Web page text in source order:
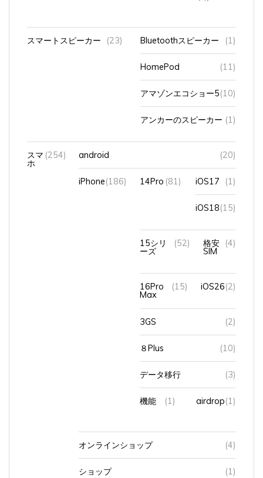
スマートスピーカー (23) Bluetoothスピーカー (1)
HomePod (11)
アマゾンエコショー5(10)
アンカーのスピーカー (1)
スマ(254) android (20)
iPhone(186) 14Pro(81) iOS17 (1)
iOS18(15)
15シリ
ーズ
(52) 格安
SIM
(4)
16Pro
Max
(15) iOS26(2)
3GS (2)
８Plus (10)
データ移行 (3)
機能 (1) airdrop(1)
オンラインショップ (4)
ショップ (1)